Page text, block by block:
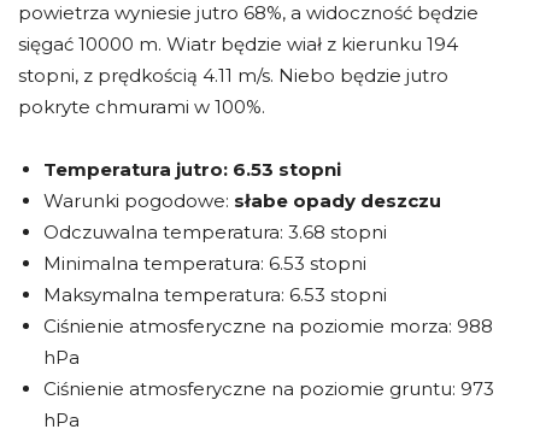
powietrza wyniesie jutro 68%, a widoczność będzie
sięgać 10000 m. Wiatr będzie wiał z kierunku 194
stopni, z prędkością 4.11 m/s. Niebo będzie jutro
pokryte chmurami w 100%.
Temperatura jutro: 6.53 stopni
Warunki pogodowe: słabe opady deszczu
Odczuwalna temperatura: 3.68 stopni
Minimalna temperatura: 6.53 stopni
Maksymalna temperatura: 6.53 stopni
Ciśnienie atmosferyczne na poziomie morza: 988
hPa
Ciśnienie atmosferyczne na poziomie gruntu: 973
hPa